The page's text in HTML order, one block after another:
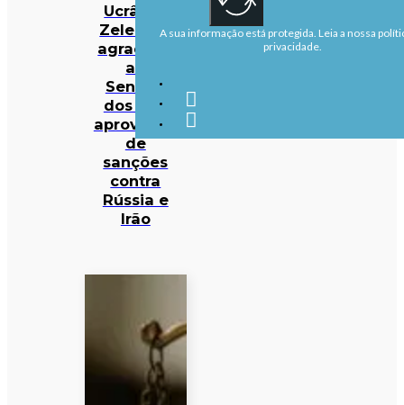
Ucrânia:
Zelensky
agradece
ao
Senado
dos EUA
aprovação
de
sanções
contra
Rússia e
Irão
A sua informação está protegida. Leia a nossa
privacidade.